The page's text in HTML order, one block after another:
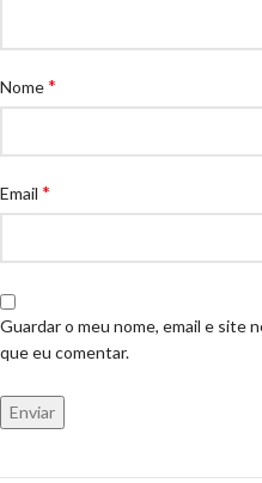
Nome*
Email *
Guardar o meu nome, email e site
que eu comentar.